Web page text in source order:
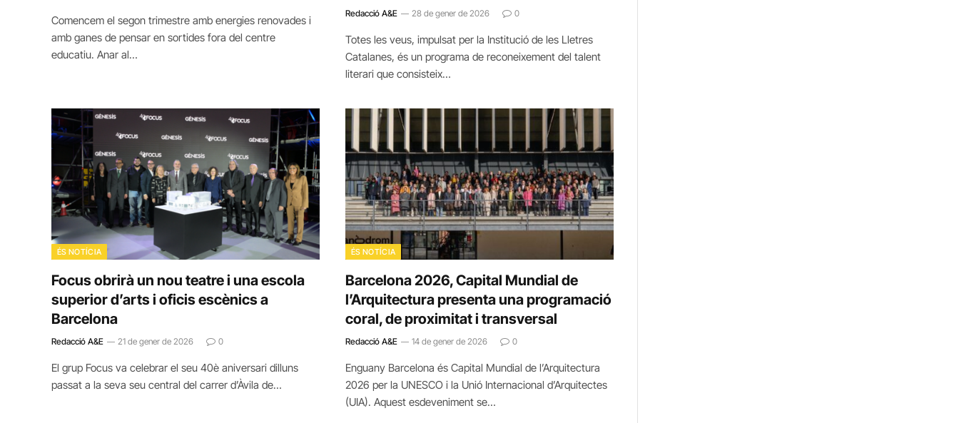
Comencem el segon trimestre amb energies renovades i
amb ganes de pensar en sortides fora del centre
educatiu. Anar al…
Redacció A&E 28 de gener de 2026 0
Totes les veus, impulsat per la Institució de les Lletres
Catalanes, és un programa de reconeixement del talent
literari que consisteix…
ÉS NOTÍCIA
Focus obrirà un nou teatre i una escola
superior d’arts i oficis escènics a
Barcelona
Redacció A&E 21 de gener de 2026 0
El grup Focus va celebrar el seu 40è aniversari dilluns
passat a la seva seu central del carrer d’Àvila de…
ÉS NOTÍCIA
Barcelona 2026, Capital Mundial de
l’Arquitectura presenta una programació
coral, de proximitat i transversal
Redacció A&E 14 de gener de 2026 0
Enguany Barcelona és Capital Mundial de l’Arquitectura
2026 per la UNESCO i la Unió Internacional d’Arquitectes
(UIA). Aquest esdeveniment se…